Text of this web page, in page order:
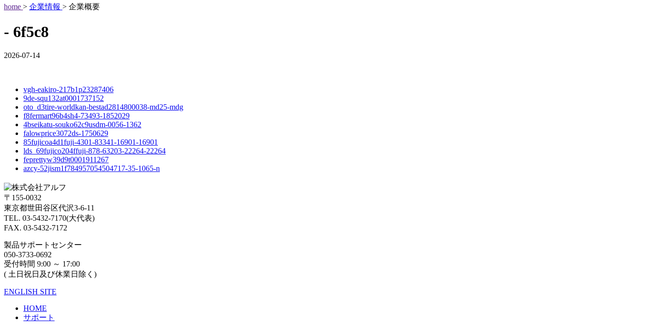
home > 企業情報 > 企業概要
- 6f5c8
2026-07-14
vgh-eakiro-217b1p23287406
9de-squ132at0001737152
oto_d3tire-worldkan-bestad2814800038-md25-mdg
f8fermart96b4sh4-73493-1852029
4bseikatu-souko62c9usdm-0056-1362
falowprice3072ds-1750629
85fujicoa4d1fuji-4301-83341-16901-16901
lds_69fujico204ffuji-878-63203-22264-22264
feprettyw39d9t0001911267
azcy-52jism1f784957054504717-35-1065-n
〒155-0032
東京都世田谷区代沢3-6-11
TEL. 03-5432-7170(大代表)
FAX. 03-5432-7172
製品サポートセンター
050-3733-0692
受付時間 9:00 ～ 17:00
( 土日祝日及び休業日除く)
ENGLISH SITE
HOME
サポート